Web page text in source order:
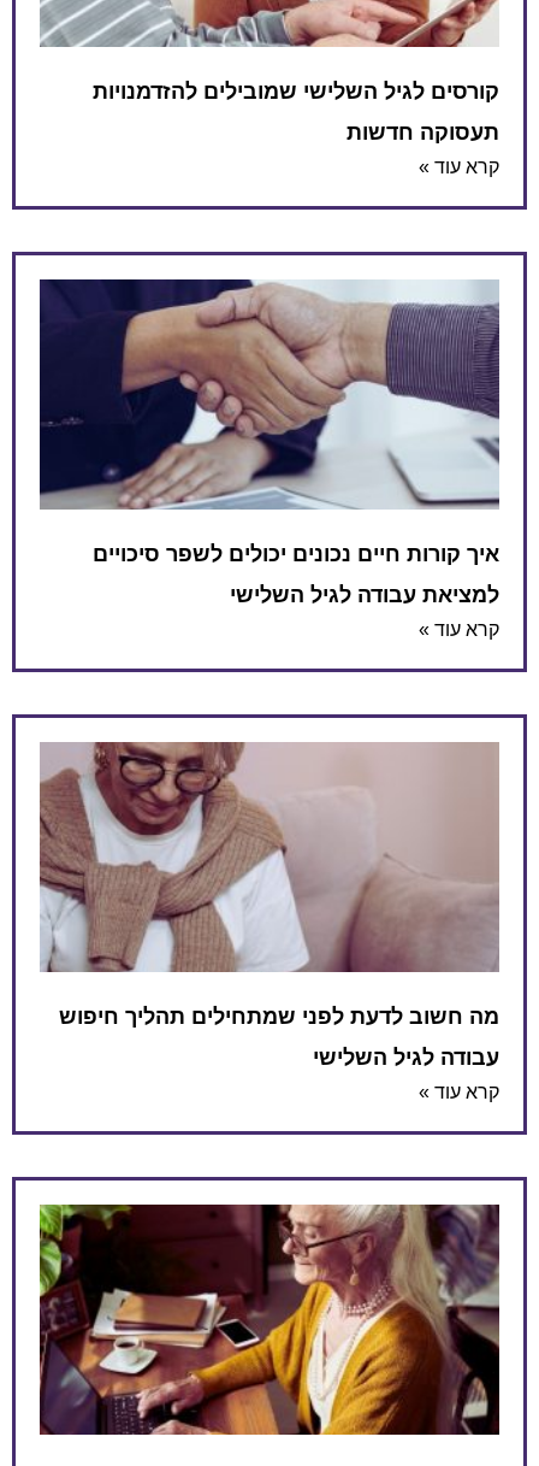
קורסים לגיל השלישי שמובילים להזדמנויות
תעסוקה חדשות
קרא עוד »
איך קורות חיים נכונים יכולים לשפר סיכויים
למציאת עבודה לגיל השלישי
קרא עוד »
מה חשוב לדעת לפני שמתחילים תהליך חיפוש
עבודה לגיל השלישי
קרא עוד »